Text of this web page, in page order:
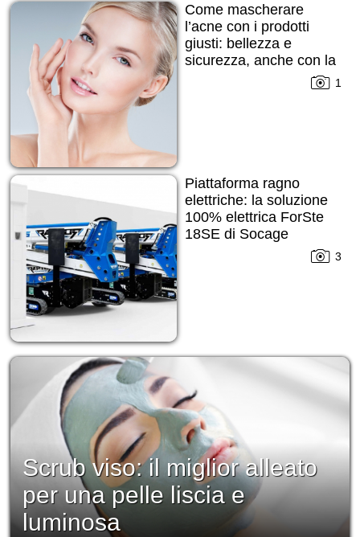
Come mascherare
l’acne con i prodotti
giusti: bellezza e
sicurezza, anche con la
1
Piattaforma ragno
elettriche: la soluzione
100% elettrica ForSte
18SE di Socage
3
Scrub viso: il miglior alleato
per una pelle liscia e
luminosa